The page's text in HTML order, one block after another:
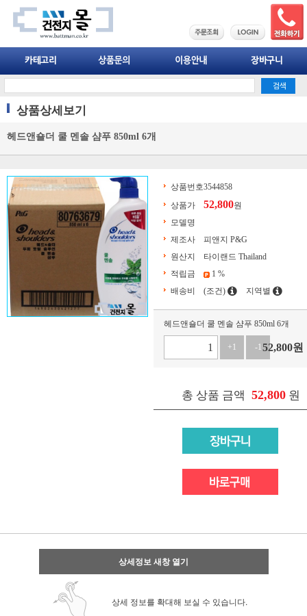
상품상세보기
헤드앤숄더 쿨 멘솔 샴푸 850ml 6개
상품번호3544858
상품가
52,800원
모델명
제조사
피앤지 P&G
원산지
타이랜드 Thailand
적립금
1 %
배송비
(조건) 지역별
헤드앤숄더 쿨 멘솔 샴푸 850ml 6개
+1 -152,800원
총 상품 금액 52,800 원
상세정보 새창 열기
상세 정보를 확대해 보실 수 있습니다.